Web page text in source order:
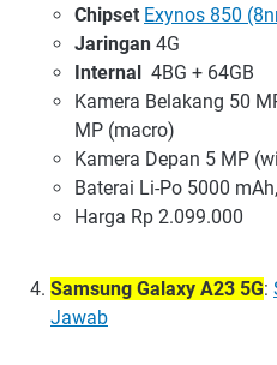
Chipset Exynos 850
Jaringan 4G
Internal
4BG + 64GB
Kamera Belakang 50
MP (macro)
Kamera Depan 5 MP
Baterai Li-Po 5000
Harga Rp 2.099.000
Samsung Galaxy A23 5G:
Jawab